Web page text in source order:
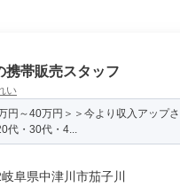
携帯販売スタッフ
い
円～40万円＞＞今より収入アップ
代・30代・4...
阜県中津川市茄子川